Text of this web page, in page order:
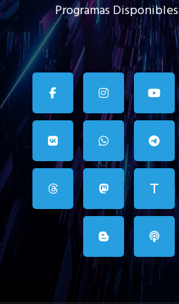
Programas Disponibles